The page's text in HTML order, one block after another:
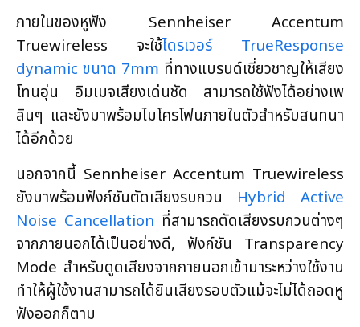
ภายในของหูฟัง Sennheiser Accentum
Truewireless จะใช้ไดรเวอร์ TrueResponse
dynamic ขนาด 7mm ที่ทางแบรนด์เชี่ยวชาญให้เสียง
โทนอุ่น อิมเมจเสียงเด่นชัด สามารถใช้ฟังได้อย่างเพ
ลินๆ และยังมาพร้อมไมโครโฟนภายในตัวสำหรับสนทนา
ได้อีกด้วย
นอกจากนี้ Sennheiser Accentum Truewireless
ยังมาพร้อมฟังก์ชันตัดเสียงรบกวน Hybrid Active
Noise Cancellation ที่สามารถตัดเสียงรบกวนต่างๆ
จากภายนอกได้เป็นอย่างดี, ฟังก์ชัน Transparency
Mode สำหรับดูดเสียงจากภายนอกเข้ามาระหว่างใช้งาน
ทำให้ผู้ใช้งานสามารถได้ยินเสียงรอบตัวแม้จะไม่ได้ถอดหู
ฟังออกก็ตาม